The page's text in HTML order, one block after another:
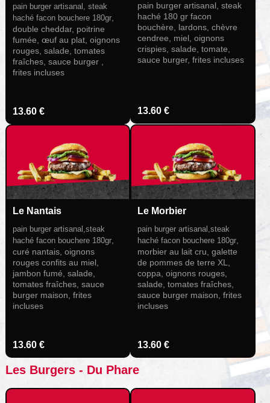
pain burger artisanal, steak
haché facon bouchere 180gr,
double cheddar, poitrine
fumée, œuf au plat, oignons
rouges, salade, tomates
fraîches, sauce burger ,
frites incluses
13.60 €
pain burger artisanal, steak
haché 180 gr facon
bouchère, lardons, chèvre
cendree, miel, oignons
crispies, salade, tomate,
sauce burger, frites incluses
13.60 €
Le Nantais
pain burger artisanal,steak
haché facon bouchere 180gr,
curé nantais, oignons
rouges confits au miel,
jambon fumé, salade,
tomates fraîches, sauce
burger maison, frites
incluses
13.60 €
Le Morbier
pain burger artisanal,steak
haché facon bouchere 180gr
morbier au lait cru, galette
de pommes de terre XL,
coppa, oignons rouges,
salade, tomates fraîches,
sauce burger maison, frites
incluses
13.60 €
Les Burgers - Du Phare